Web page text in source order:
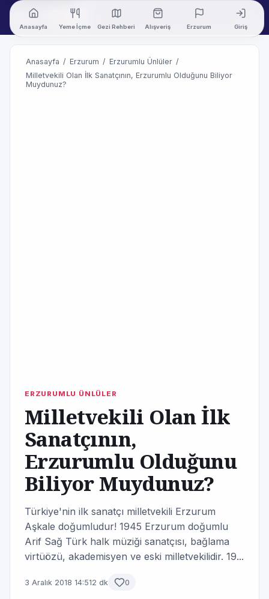
Anasayfa Yeme İçme Gezi Rehberi Alışveriş Erzurum Giriş
Anasayfa / Erzurum / Erzurumlu Ünlüler /
Milletvekili Olan İlk Sanatçının, Erzurumlu Olduğunu Biliyor
Muydunuz?
ERZURUMLU ÜNLÜLER
Milletvekili Olan İlk
Sanatçının,
Erzurumlu Olduğunu
Biliyor Muydunuz?
Türkiye'nin ilk sanatçı milletvekili Erzurum
Aşkale doğumludur! 1945 Erzurum doğumlu
Arif Sağ Türk halk müziği sanatçısı, bağlama
virtüözü, akademisyen ve eski milletvekilidir. 19...
3 Aralık 2018 14:512 dk 0